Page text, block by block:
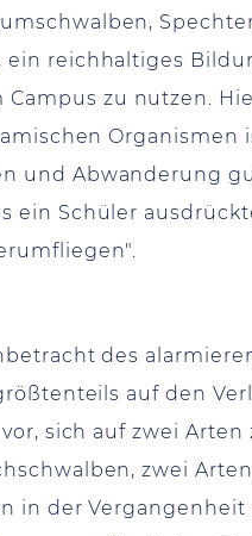
reichhaltiges
zu nutzen.
und Abwanderung
ein Schüler
des
auf den
vor, sich auf zwei
zwei
in der